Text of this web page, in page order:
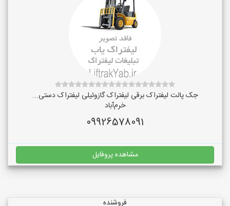
جک پالت لیفتراک برقی لیفتراک گازوئیلی لیفتراک دستی...
خرم‌آباد
09926578091
مشاهده پروفایل
فروشنده